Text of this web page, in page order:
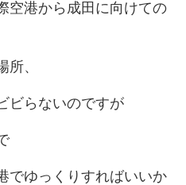
空港から成田に向けての
所、
ビらないのですが
でゆっくりすればいいか